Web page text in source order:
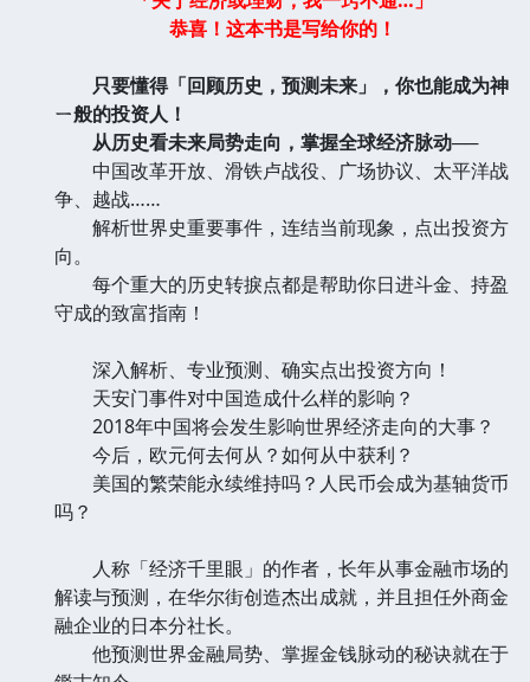
恭喜！这本书是写给你的！
只要懂得「回顾历史，预测未来」，你也能成为神
ㄧ般的投资人！
从历史看未来局势走向，掌握全球经济脉动──
中国改革开放、滑铁卢战役、广场协议、太平洋战
争、越战……
解析世界史重要事件，连结当前现象，点出投资方
向。
每个重大的历史转捩点都是帮助你日进斗金、持盈
守成的致富指南！
深入解析、专业预测、确实点出投资方向！
天安门事件对中国造成什么样的影响？
2018年中国将会发生影响世界经济走向的大事？
今后，欧元何去何从？如何从中获利？
美国的繁荣能永续维持吗？人民币会成为基轴货币
吗？
人称「经济千里眼」的作者，长年从事金融市场的
解读与预测，在华尔街创造杰出成就，并且担任外商金
融企业的日本分社长。
他预测世界金融局势、掌握金钱脉动的秘诀就在于